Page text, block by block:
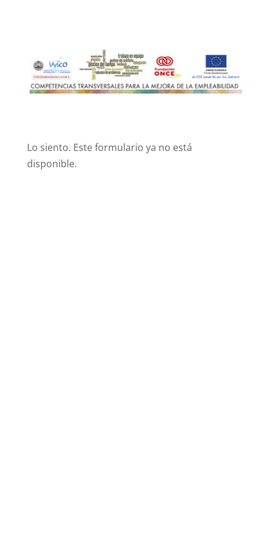
Lo siento. Este formulario ya no está
disponible.